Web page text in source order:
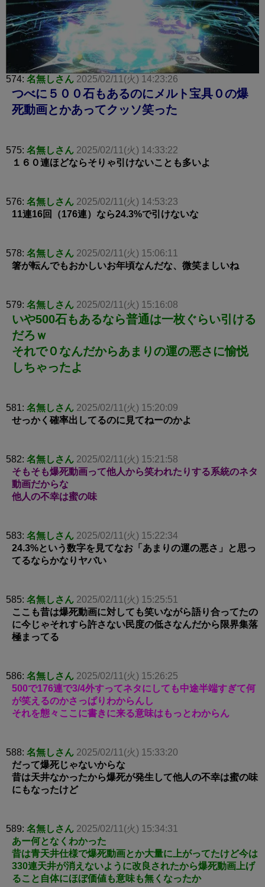
574: 名無しさん 2025/02/11(火) 14:23:26
つべに５００石もあるのにメルト宝具０の爆
死動画とかあってクッソ笑った
575: 名無しさん 2025/02/11(火) 14:33:22
１６０連ほどならそりゃ引けないことも多いよ
576: 名無しさん 2025/02/11(火) 14:53:23
11連16回（176連）なら24.3%で引けないな
578: 名無しさん 2025/02/11(火) 15:06:11
箸が転んでもおかしいお年頃なんだな、微笑ましいね
579: 名無しさん 2025/02/11(火) 15:16:08
いや500石もあるなら普通は一枚ぐらい引ける
だろｗ
それで０なんだからあまりの運の悪さに愉悦
しちゃったよ
581: 名無しさん 2025/02/11(火) 15:20:09
せっかく確率出してるのに見てねーのかよ
582: 名無しさん 2025/02/11(火) 15:21:58
そもそも爆死動画って他人から笑われたりする系統のネタ
動画だからな
他人の不幸は蜜の味
583: 名無しさん 2025/02/11(火) 15:22:34
24.3%という数字を見てなお「あまりの運の悪さ」と思っ
てるならかなりヤバい
585: 名無しさん 2025/02/11(火) 15:25:51
ここも昔は爆死動画に対しても笑いながら語り合ってたの
に今じゃそれすら許さない民度の低さなんだから限界集落
極まってる
586: 名無しさん 2025/02/11(火) 15:26:25
500で176連で3/4外すってネタにしても中途半端すぎて何
が笑えるのかさっぱりわからんし
それを態々ここに書きに来る意味はもっとわからん
588: 名無しさん 2025/02/11(火) 15:33:20
だって爆死じゃないからな
昔は天井なかったから爆死が発生して他人の不幸は蜜の味
にもなったけど
589: 名無しさん 2025/02/11(火) 15:34:31
あー何となくわかった
昔は青天井仕様で爆死動画とか大量に上がってたけど今は
330連天井が消えないように改良されたから爆死動画上げ
ること自体にほぼ価値も意味も無くなったか